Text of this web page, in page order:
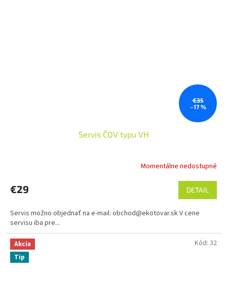
€35
–17 %
Servis ČOV typu VH
Momentálne nedostupné
€29 DETAIL
Servis možno objednať na e-mail: obchod@ekotovar.sk V cene
servisu iba pre...
Akcia
Tip
Kód: 32